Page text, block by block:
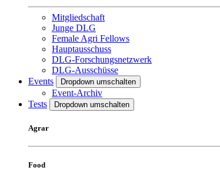
Mitgliedschaft
Junge DLG
Female Agri Fellows
Hauptausschuss
DLG-Forschungsnetzwerk
DLG-Ausschüsse
Events
Dropdown umschalten
Event-Archiv
Tests
Dropdown umschalten
Agrar
Food